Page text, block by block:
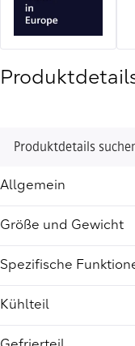
Produktdetails
Allgemein
Größe und Gewicht
Spezifische
Kühlteil